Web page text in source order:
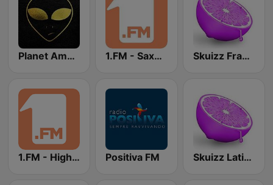
Planet Ambi HD Radio 1.FM - Sax4Love Skuizz France
1.FM - High Speed Positiva FM Skuizz Latino Pop